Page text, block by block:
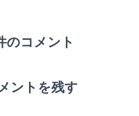
のコメント
ントを残す